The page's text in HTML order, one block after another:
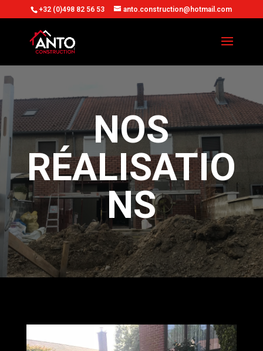
+32 (0)498 82 56 53 anto.construction@hotmail.com
NOS
RÉALISATIO
NS